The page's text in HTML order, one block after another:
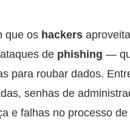
que os hackers
de phishing —
para roubar dados.
senhas de
e falhas no processo de